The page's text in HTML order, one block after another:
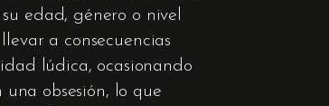
edad, género o nivel
a consecuencias
lúdica, ocasionando
obsesión, lo que